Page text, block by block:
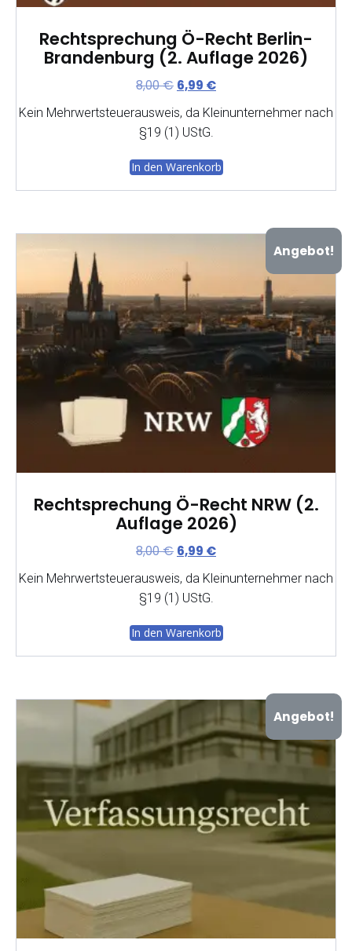
Rechtsprechung Ö-Recht Berlin-
Brandenburg (2. Auflage 2026)
8,00€ Ursprünglicher
war:
8,00 €
6,99 €Aktueller
ist:
Kein Mehrwertsteuerausweis, da Kleinunternehmer nach
§19 (1) UStG.
In den Warenkorb
Angebot!
Rechtsprechung Ö-Recht NRW (2.
Auflage 2026)
8,00€ Ursprünglicher
war:
8,00 €
6,99 €Aktueller
ist:
Kein Mehrwertsteuerausweis, da Kleinunternehmer nach
§19 (1) UStG.
In den Warenkorb
Angebot!